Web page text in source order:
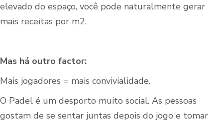
elevado do espaço, você pode naturalmente gerar
mais receitas por m2.
Mas há outro factor:
Mais jogadores = mais convivialidade.
O Padel é um desporto muito social. As pessoas
gostam de se sentar juntas depois do jogo e tomar